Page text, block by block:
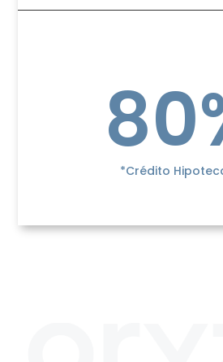
*Crédito